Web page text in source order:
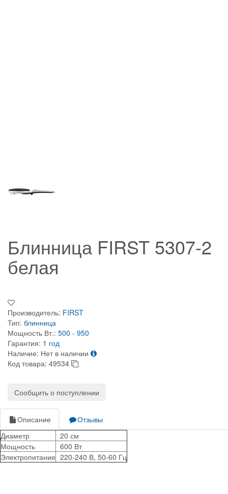
Блинница FIRST 5307-2
белая
Производитель: FIRST
Тип: блинница
Мощность Вт.: 500 - 950
Гарантия: 1 год
Наличие: Нет в наличии
Код товара: 49534
Сообщить о поступлении
Описание
Отзывы
Диаметр
20 см
Мощность
600 Вт
Электропитание 220-240 В, 50-60 Гц